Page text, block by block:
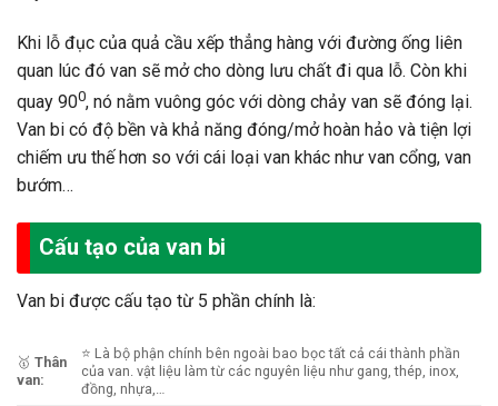
Khi lỗ đục của quả cầu xếp thẳng hàng với đường ống liên
quan lúc đó van sẽ mở cho dòng lưu chất đi qua lỗ. Còn khi
quay 900, nó nằm vuông góc với dòng chảy van sẽ đóng lại.
Van bi có độ bền và khả năng đóng/mở hoàn hảo và tiện lợi
chiếm ưu thế hơn so với cái loại van khác như van cổng, van
bướm…
Cấu tạo của van bi
Van bi được cấu tạo từ 5 phần chính là:
🥇 Thân
van:
⭐ Là bộ phận chính bên ngoài bao bọc tất cả cái thành phần
của van. vật liệu làm từ các nguyên liệu như gang, thép, inox,
đồng, nhựa,…